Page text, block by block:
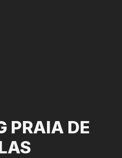
PRAIA DE